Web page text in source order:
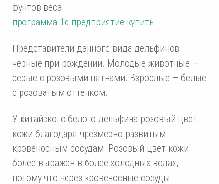
фунтов веса.
программа 1с предприятие купить
Представители данного вида дельфинов
черные при рождении. Молодые животные —
серые с розовыми пятнами. Взрослые — белые
с розоватым оттенком.
У китайского белого дельфина розовый цвет
кожи благодаря чрезмерно развитым
кровеносным сосудам. Розовый цвет кожи
более выражен в более холодных водах,
потому что через кровеносные сосуды